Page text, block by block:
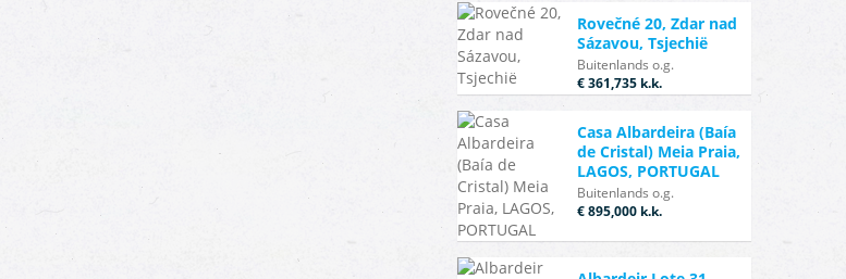
Rovečné 20, Zdar nad
Sázavou, Tsjechië
Buitenlands o.g.
€ 361,735 k.k.
Casa Albardeira (Baía
de Cristal) Meia Praia,
LAGOS, PORTUGAL
Buitenlands o.g.
€ 895,000 k.k.